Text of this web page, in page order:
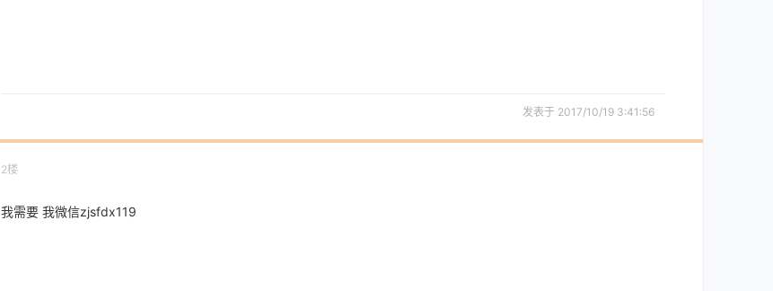
发表于 2017/10/19 3:41:56
2楼
我需要 我微信zjsfdx119